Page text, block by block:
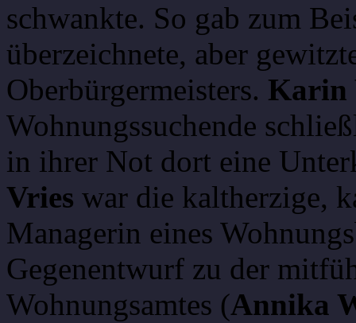
schwankte. So gab zum
überzeichnete, aber
Oberbürgermeisters. Karin
Wohnungssuchende
in ihrer Not dort eine
Vries war die kaltherzige,
Managerin eines
Gegenentwurf zu der
Wohnungsamtes (Annika